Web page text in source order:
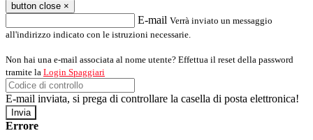
button close ×
E-mail Verrà inviato un messaggio
all'indirizzo indicato con le istruzioni necessarie.
Non hai una e-mail associata al nome utente? Effettua il reset della password
tramite la Login Spaggiari
E-mail inviata, si prega di controllare la casella di posta elettronica!
Errore